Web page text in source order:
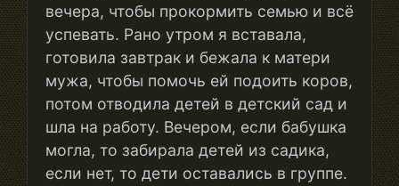
вечера, чтобы прокормить семью и всё
успевать. Рано утром я вставала,
готовила завтрак и бежала к матери
мужа, чтобы помочь ей подоить коров,
потом отводила детей в детский сад и
шла на работу. Вечером, если бабушка
могла, то забирала детей из садика,
если нет, то дети оставались в группе.